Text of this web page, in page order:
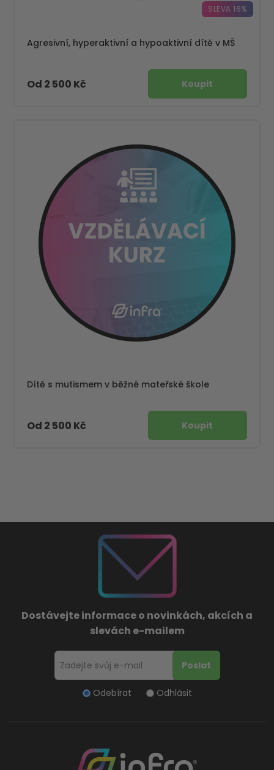
SLEVA 16%
Agresivní, hyperaktivní a hypoaktivní dítě v MŠ
Od 2 500 Kč
Dítě s mutismem v běžné mateřské škole
Od 2 500 Kč
Dostávejte informace o novinkách, akcích a
slevách e-mailem
Odebírat Odhlásit